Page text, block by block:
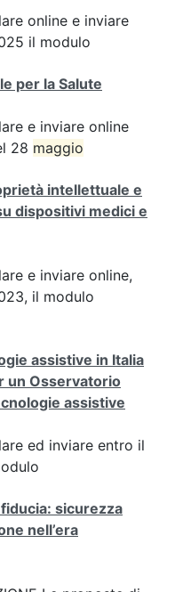
online e inviare
il modulo
per la Salute
e inviare online
28 maggio
intellettuale e
dispositivi medici e
e inviare online,
il modulo
assistive in Italia
un Osservatorio
assistive
ed inviare entro il
sicurezza
nell’era